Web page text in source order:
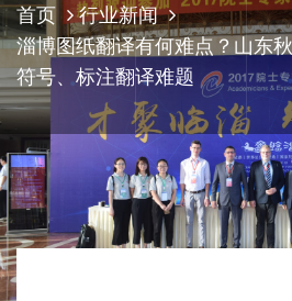
首页
行业新闻
淄博图纸翻译有何难点？山东
符号、标注翻译难题